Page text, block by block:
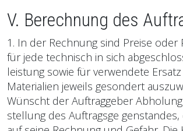
V. Berechnung des
1. In der Rechnung sind Preise oder
für jede technisch in sich
leistung sowie für verwendete
Materialien jeweils gesondert
Wünscht der Auftraggeber
stellung des Auftragsge